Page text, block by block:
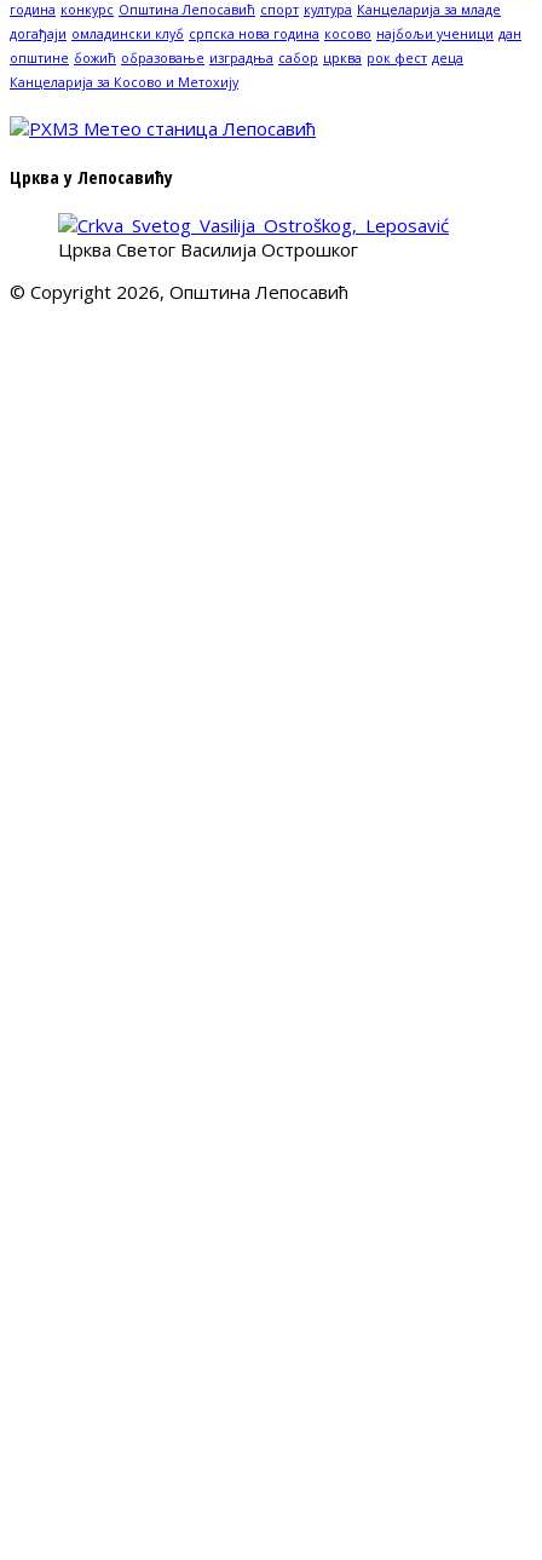
година конкурс Општина Лепосавић спорт култура Канцеларија за младе
догађаји омладински клуб српска нова година косово најбољи ученици дан
општине божић образовање изградња сабор црква рок фест деца
Канцеларија за Косово и Метохију
Црква у Лепосавићу
Црква Светог Василија Острошког
© Copyright 2026, Општина Лепосавић